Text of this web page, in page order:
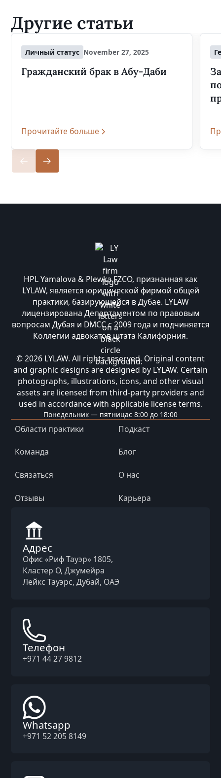
Другие статьи
Личный статус November 27, 2025
Гражданский брак в Абу-Даби
Прочитайте больше
HPL Yamalova & Plewka FZCO, признанная как
LYLAW, является юридической фирмой общей
практики, базирующейся в Дубае. LYLAW
лицензирована Департаментом по правовым
вопросам Дубая и DMCC с 2009 года и подчиняется
Коллегии адвокатов штата Калифорния.
© 2026 LYLAW. All rights reserved. Original content
and graphic designs are designed by LYLAW. Certain
photographs, illustrations, icons, and other visual
assets are licensed from third-party providers and
used in accordance with applicable license terms.
Понедельник — пятницас 8:00 до 18:00
Области практики Подкаст
Команда Блог
Связаться О нас
Отзывы Карьера
Адрес
Офис «Риф Тауэр» 1805,
Кластер O, Джумейра
Лейкс Тауэрс, Дубай, ОАЭ
Телефон
+971 44 27 9812
Whatsapp
+971 52 205 8149